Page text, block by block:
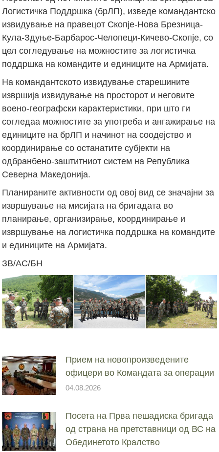
Логистичка Поддршка (брЛП), изведе командантско
извидување на правецот Скопје-Нова Брезница-
Кула-Здуње-Барбарос-Челопеци-Кичево-Скопје, со
цел согледување на можностите за логистичка
поддршка на командите и единиците на Армијата.
На командантското извидување старешините
извршија извидување на просторот и неговите
воено-географски карактеристики, при што ги
согледаа можностите за употреба и ангажирање на
единиците на брЛП и начинот на соодејство и
координирање со останатите субјекти на
одбранбено-заштитниот систем на Република
Северна Македонија.
Планираните активности од овој вид се значајни за
извршување на мисијата на бригадата во
планирање, организирање, координирање и
извршување на логистичка поддршка на командите
и единиците на Армијата.
ЗВ/АС/БН
Прием на новопроизведените
офицери во Командата за операции
04.08.2026
Посета на Прва пешадиска бригада
од страна на претставници од ВС на
Обединетото Кралство